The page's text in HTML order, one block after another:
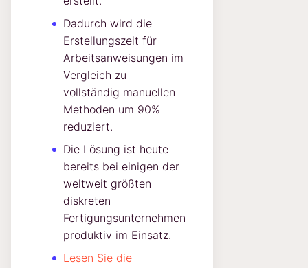
Dadurch wird die
Erstellungszeit für
Arbeitsanweisungen im
Vergleich zu
vollständig manuellen
Methoden um 90%
reduziert.
Die Lösung ist heute
bereits bei einigen der
weltweit größten
diskreten
Fertigungsunternehmen
produktiv im Einsatz.
Lesen Sie die